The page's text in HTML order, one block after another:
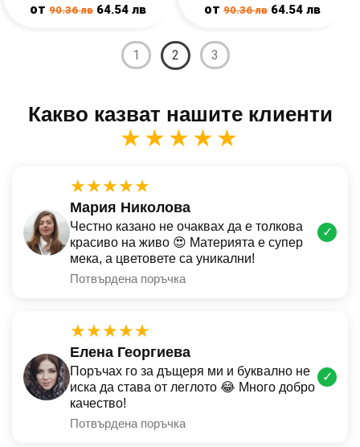
от90.36лв 64.54лв от 90.36лв 64.54 лв
1 2 3
Какво казват нашите клиенти
★★★★★
★★★★★
Мария Николова
Честно казано не очаквах да е толкова
красиво на живо 😍 Материята е супер
мека, а цветовете са уникални!
Потвърдена поръчка
✓
★★★★★
Елена Георгиева
Поръчах го за дъщеря ми и буквално не
иска да става от леглото 😂 Много добро
качество!
Потвърдена поръчка
✓